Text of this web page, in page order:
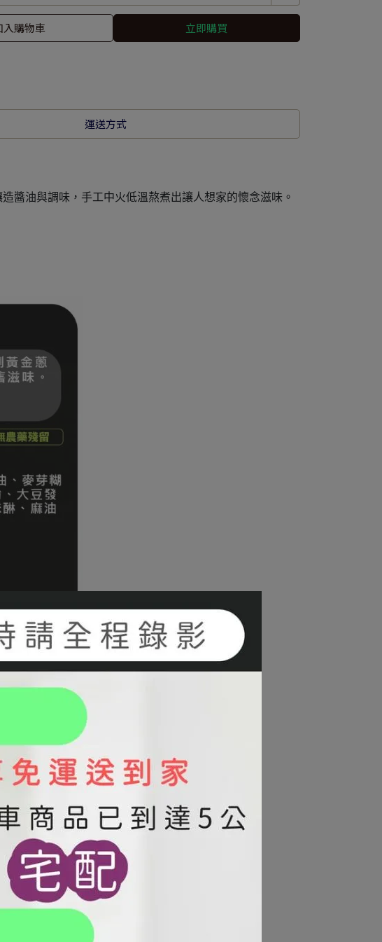
入購物車 立即購買
運送方式
醬油與調味，手工中火低溫熬煮出讓人想家的懷念滋味。